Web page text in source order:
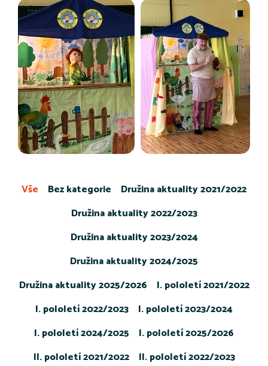
Bez kategorie
Družina aktuality 2021/2022
Družina aktuality 2022/2023
Družina aktuality 2023/2024
Družina aktuality 2024/2025
Družina aktuality 2025/2026
I. pololetí 2021/2022
I. pololetí 2022/2023
I. pololetí 2023/2024
I. pololetí 2024/2025
I. pololetí 2025/2026
II. pololetí 2021/2022
II. pololetí 2022/2023
Vše